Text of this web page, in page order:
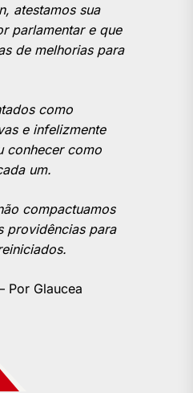
atestamos sua
parlamentar e que
de melhorias para
como
e infelizmente
conhecer como
um.
compactuamos
providências para
Por Glaucea